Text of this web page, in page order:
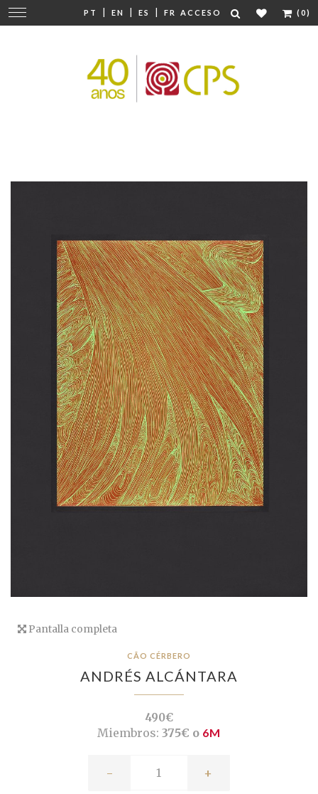
PT | EN | ES | FR ACCESO (0)
Cambiar
navegación
Pantalla completa
CÃO CÉRBERO
ANDRÉS ALCÁNTARA
490€
Miembros: 375€ o 6M
- +